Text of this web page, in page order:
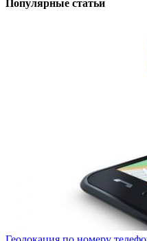
Популярные статьи